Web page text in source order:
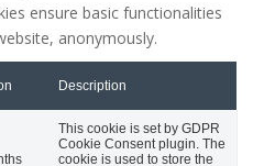
ensure basic functionalities
anonymously.
Description
This cookie is set by GDPR
Cookie Consent plugin. The
cookie is used to store the